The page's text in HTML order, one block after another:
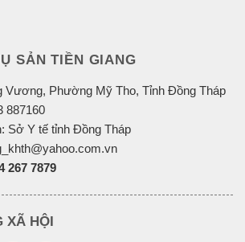
SẢN TIỀN GIANG
Vương, Phường Mỹ Tho, Tỉnh Đồng Tháp
887160
Sở Y tế tỉnh Đồng Tháp
267 7879
XÃ HỘI